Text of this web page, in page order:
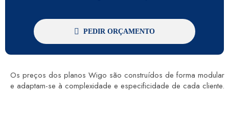
PEDIR ORÇAMENTO
Os preços dos planos Wigo são construídos de forma modular
e adaptam-se à complexidade e especificidade de cada cliente.